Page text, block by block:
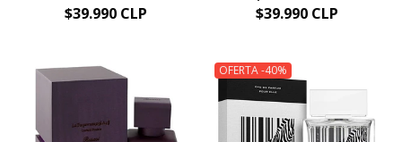
$39.990 CLP
$39.990 CLP
OFERTA -40%